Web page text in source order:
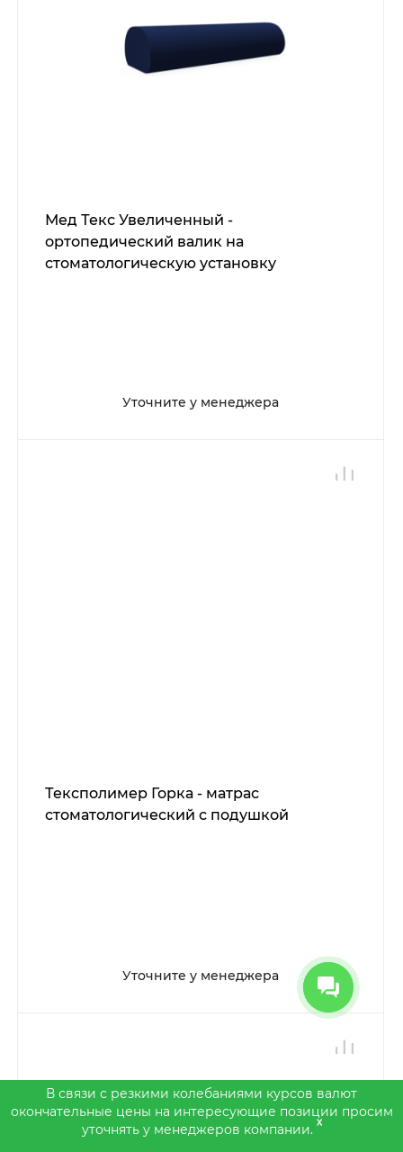
Мед Текс Увеличенный -
ортопедический валик на
стоматологическую установку
Уточните у менеджера
Тексполимер Горка - матрас
стоматологический с подушкой
Уточните у менеджера
В связи с резкими колебаниями курсов валют
окончательные цены на интересующие позиции просим
уточнять у менеджеров компании.
x